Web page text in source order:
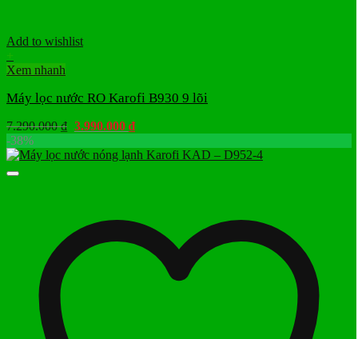
Add to wishlist
+
Xem nhanh
Máy lọc nước RO Karofi B930 9 lõi
7.290.000₫ Giá
là:
3.990.000 ₫Giá
tại
-38%